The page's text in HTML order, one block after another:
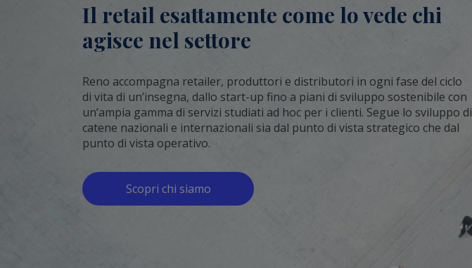
Il retail esattamente come lo vede chi
agisce nel settore
Reno accompagna retailer, produttori e distributori in ogni fase del ciclo
di vita di un’insegna, dallo start-up fino a piani di sviluppo sostenibile con
un’ampia gamma di servizi studiati ad hoc per i clienti. Segue lo sviluppo di
catene nazionali e internazionali sia dal punto di vista strategico che dal
punto di vista operativo.
Scopri chi siamo